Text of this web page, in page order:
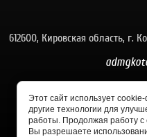
612600, Кировская область, г.
8
Этот сайт использует
другие технологии для
работы. Продолжая работу с
Вы разрешаете